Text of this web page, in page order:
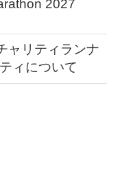
2027
ャリティランナ
ィについて